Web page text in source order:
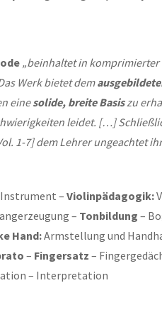
„beinhaltet in komprimierter
Werk bietet dem
einesolide, breite Basiszu
leidet. […]
1-7] dem Lehrer ungeachtet
Instrument – Violinpädagogik:
– Tonbildung –
Hand:Armstellung und
– Fingersatz –
– Interpretation